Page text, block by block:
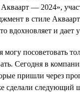
— 2024»,
в стиле
вдохновляет и дает
посоветовать
Сегодня в
пришли через
сделали следующий